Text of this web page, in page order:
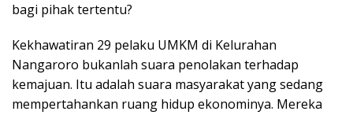
bagi pihak tertentu?
Kekhawatiran 29 pelaku UMKM di Kelurahan
Nangaroro bukanlah suara penolakan terhadap
kemajuan. Itu adalah suara masyarakat yang sedang
mempertahankan ruang hidup ekonominya. Mereka